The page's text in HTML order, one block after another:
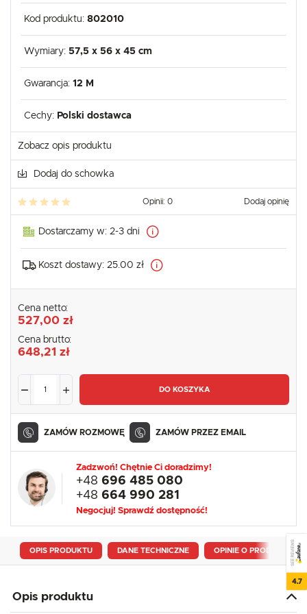
Kod produktu: 802010
Wymiary: 57,5 x 56 x 45 cm
Gwarancja: 12 M
Cechy: Polski dostawca
Zobacz opis produktu
Dodaj do schowka
Opinii: 0 Dodaj opinię
Dostarczamy w: 2-3 dni
Koszt dostawy: 25.00 zł
Cena netto:
527,00 zł
Cena brutto:
648,21 zł
DO KOSZYKA
ZAMÓW ROZMOWĘ ZAMÓW PRZEZ EMAIL
Zadzwoń! Chętnie Ci doradzimy!
+48 696 485 080
+48 664 990 281
Negocjuj! Sprawdź dostępność!
OPIS PRODUKTU DANE TECHNICZNE OPINIE O PRODUKCIE
Opis produktu
SEE REVIEWS
4.7